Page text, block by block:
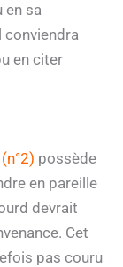
en sa
conviendra
en citer
possède
en pareille
devrait
Cet
pas couru